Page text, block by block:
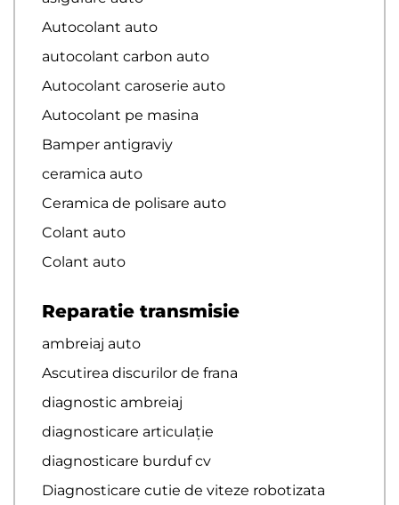
Autocolant auto
autocolant carbon auto
Autocolant caroserie auto
Autocolant pe masina
Bamper antigraviy
ceramica auto
Ceramica de polisare auto
Colant auto
Colant auto
Reparatie transmisie
ambreiaj auto
Ascutirea discurilor de frana
diagnostic ambreiaj
diagnosticare articulație
diagnosticare burduf cv
Diagnosticare cutie de viteze robotizata